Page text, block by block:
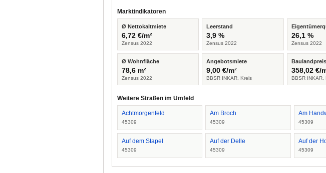
Marktindikatoren
Ø Nettokaltmiete
6,72 €/m²
Zensus 2022
Leerstand
3,9 %
Zensus 2022
26,1 %
Zensus 2022
Ø Wohnfläche
78,6 m²
Zensus 2022
Angebotsmiete
9,00 €/m²
BBSR INKAR, Kreis
Baulandpreis
358,02 €/
BBSR INKAR,
Weitere Straßen im Umfeld
Achtmorgenfeld
45309
Am Broch
45309
Am
45309
Auf dem Stapel
45309
Auf der Delle
45309
Auf der
45309